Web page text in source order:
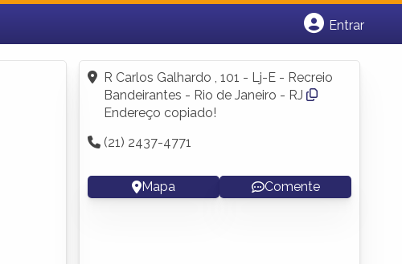
Entrar
Fazer login
Criar conta
R Carlos Galhardo , 101 - Lj-E - Recreio
Bandeirantes - Rio de Janeiro - RJ
Endereço copiado!
(21) 2437-4771
Mapa Comente